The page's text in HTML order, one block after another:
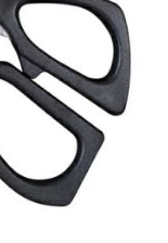
1/4
незначительно
от разрешения и
при съемке